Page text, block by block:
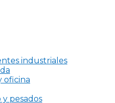
industriales
oficina
pesados